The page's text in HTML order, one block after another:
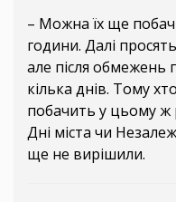
– Можна їх ще
години. Далі
але після обмежень
кілька днів. Тому
побачить у цьому ж
Дні міста чи
ще не вирішили.